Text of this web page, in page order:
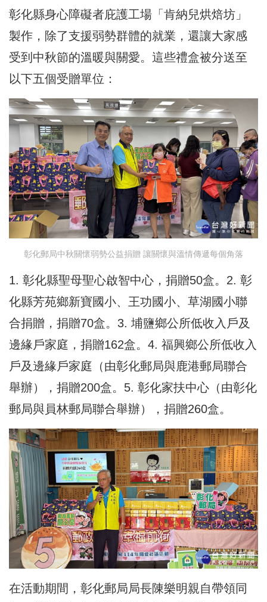
彰化縣身心障礙者庇護工場「肯納兒烘焙坊」
製作，除了支援弱勢群體的就業，還讓大家感
受到中秋節的溫暖與關愛。這些禮盒被分送至
以下五個受贈單位：
彰化郵局中秋關懷弱勢公益捐贈 讓關懷與溫情傳遞每個角落
1. 彰化縣聖母聖心啟智中心，捐贈50盒。2. 彰
化縣芳苑鄉新寶國小、王功國小、草湖國小聯
合捐贈，捐贈70盒。3. 埔鹽鄉公所低收入戶及
邊緣戶家庭，捐贈162盒。4. 福興鄉公所低收入
戶及邊緣戶家庭（由彰化郵局與鹿港郵局聯合
舉辦），捐贈200盒。5. 彰化家扶中心（由彰化
郵局與員林郵局聯合舉辦），捐贈260盒。
在活動期間，彰化郵局局長陳樂明親自帶領同